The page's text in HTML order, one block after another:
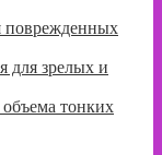
поврежденных
для зрелых и
тонких